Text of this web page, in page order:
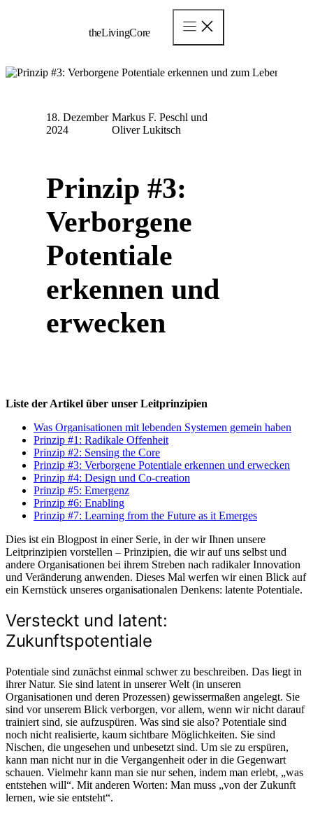
theLivingCore
18. Dezember
2024
Markus F. Peschl und
Oliver Lukitsch
Prinzip #3:
Verborgene
Potentiale
erkennen und
erwecken
Liste der Artikel über unser Leitprinzipien
Was Organisationen mit lebenden Systemen gemein haben
Prinzip #1: Radikale Offenheit
Prinzip #2: Sensing the Core
Prinzip #3: Verborgene Potentiale erkennen und erwecken
Prinzip #4: Design und Co-creation
Prinzip #5: Emergenz
Prinzip #6: Enabling
Prinzip #7: Learning from the Future as it Emerges
Dies ist ein Blogpost in einer Serie, in der wir Ihnen unsere
Leitprinzipien vorstellen – Prinzipien, die wir auf uns selbst und
andere Organisationen bei ihrem Streben nach radikaler Innovation
und Veränderung anwenden. Dieses Mal werfen wir einen Blick auf
ein Kernstück unseres organisationalen Denkens: latente Potentiale.
Versteckt und latent:
Zukunftspotentiale
Potentiale sind zunächst einmal schwer zu beschreiben. Das liegt in
ihrer Natur. Sie sind latent in unserer Welt (in unseren
Organisationen und deren Prozessen) gewissermaßen angelegt. Sie
sind vor unserem Blick verborgen, vor allem, wenn wir nicht darauf
trainiert sind, sie aufzuspüren. Was sind sie also? Potentiale sind
noch nicht realisierte, kaum sichtbare Möglichkeiten. Sie sind
Nischen, die ungesehen und unbesetzt sind. Um sie zu erspüren,
kann man nicht nur in die Vergangenheit oder in die Gegenwart
schauen. Vielmehr kann man sie nur sehen, indem man erlebt, „was
entstehen will“. Mit anderen Worten: Man muss „von der Zukunft
lernen, wie sie entsteht“.